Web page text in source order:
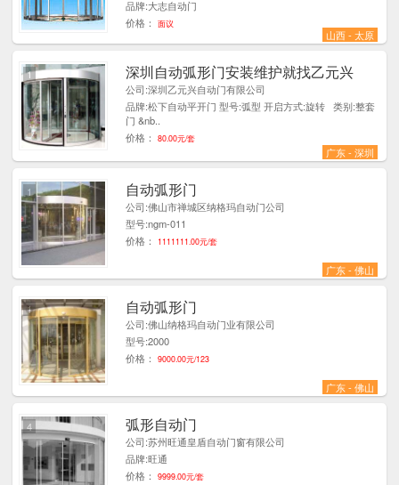
品牌:大志自动门
价格：
面议
山西 - 太原
深圳自动弧形门安装维护就找乙元兴
公司:深圳乙元兴自动门有限公司
品牌:松下自动平开门 型号:弧型 开启方式:旋转 类别:整套
门 &nb..
价格：
80.00元/套
广东 - 深圳
1
自动弧形门
公司:佛山市禅城区纳格玛自动门公司
型号:ngm-011
价格：
1111111.00元/套
广东 - 佛山
1
自动弧形门
公司:佛山纳格玛自动门业有限公司
型号:2000
价格：
9000.00元/123
广东 - 佛山
1
弧形自动门
公司:苏州旺通皇盾自动门窗有限公司
品牌:旺通
价格：
9999.00元/套
4